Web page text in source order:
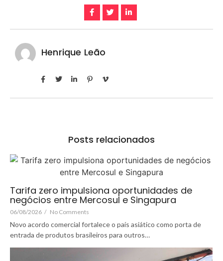
Henrique Leão
Posts relacionados
Tarifa zero impulsiona oportunidades de
negócios entre Mercosul e Singapura
06/08/2026 / No Comments
Novo acordo comercial fortalece o país asiático como porta de
entrada de produtos brasileiros para outros…